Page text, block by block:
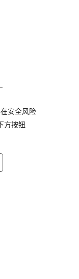
安全风险
方按钮